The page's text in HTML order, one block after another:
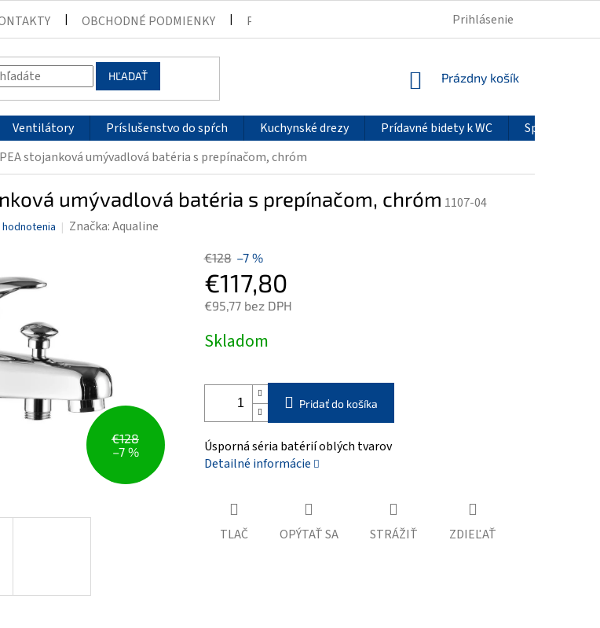
OBCHODNÉ PODMIENKY PODMIENKY OCHRANY OSOBNÝCH ÚDAJOV REKLAMÁCIE
Prihlásenie
HĽADAŤ
NÁKUPNÝ
Prázdny košík
Ventilátory Príslušenstvo do spŕch Kuchynské drezy Prídavné bidety k WC
Sprchové
stojanková umývadlová batéria s prepínačom, chróm
umývadlová batéria s prepínačom, chróm 1107-04
Značka:Aqualine
€128
–7 %
€128 –7 %
€117,80
€95,77 bez DPH
cena:
Skladom
Pridať do košíka
Úsporná séria batérií oblých tvarov
Detailné informácie
TLAČ OPÝTAŤ SA STRÁŽIŤ ZDIEĽAŤ